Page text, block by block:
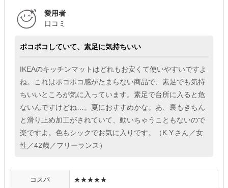
愛用者
口コミ
ポコポコしていて、素足に気持ちいい
IKEAのキッチンマットはどれもお安くて使いやすいですよ
ね。これはポコポコ感がたまらない商品で、素足でも気持
ちいいところが気に入っています。素足で台所に入ると危
ないんですけどね…。夏におすすめかな。あ、裏もきちん
と滑り止め加工がされていて、動いちゃうこともないので
楽ですよ。色もシックでお気に入りです。（K.Y.さん／女
性／42歳／フリーランス）
コスパ ★★★★★